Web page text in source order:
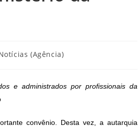
(Agência)
e administrados por profissionais da
convênio. Desta vez, a autarquia